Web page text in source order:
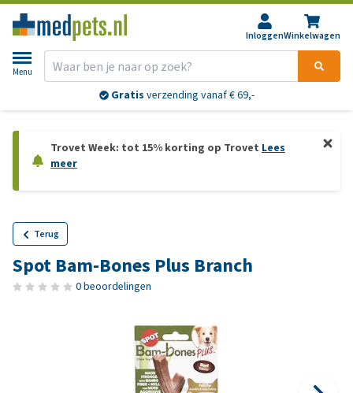
InloggenWinkelwagen
Menu
Gratis verzending vanaf € 69,-
Trovet Week: tot 15% korting op Trovet Lees
meer
Terug
Spot Bam-Bones Plus Branch
0 beoordelingen